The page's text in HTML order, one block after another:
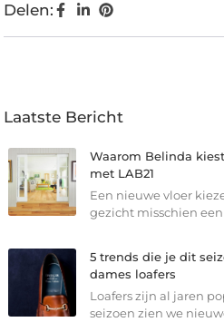
Delen:
Laatste Bericht
Waarom Belinda
met LAB21
Een nieuwe vloer
gezicht misschien
5 trends die je dit
dames loafers
Loafers zijn al jaren
seizoen zien we